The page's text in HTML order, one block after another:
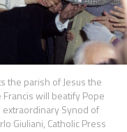
the parish of Jesus the
will beatify Pope
extraordinary Synod of
Giuliani, Catholic Press